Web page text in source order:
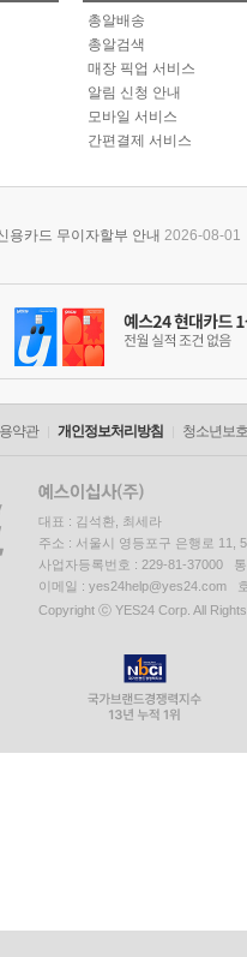
총알배송
총알검색
매장 픽업 서비스
알림 신청 안내
모바일 서비스
간편결제 서비스
용카드 무이자할부 안내 2026-08-01
약관 개인정보처리방침 청소년보
대표 : 김석환, 최세라
주소 : 서울시 영등포구 은행로 11,
사업자등록번호 : 229-81-37000
이메일 : yes24help@yes24.com
Copyright ⓒ YES24 Corp. All